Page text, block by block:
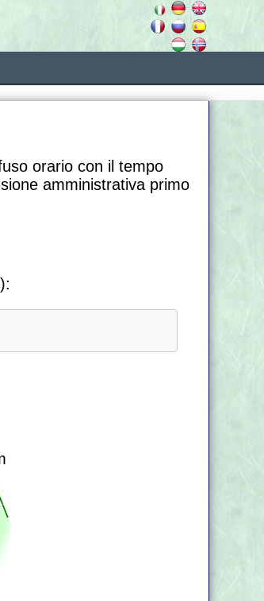
orario con il tempo
amministrativa primo